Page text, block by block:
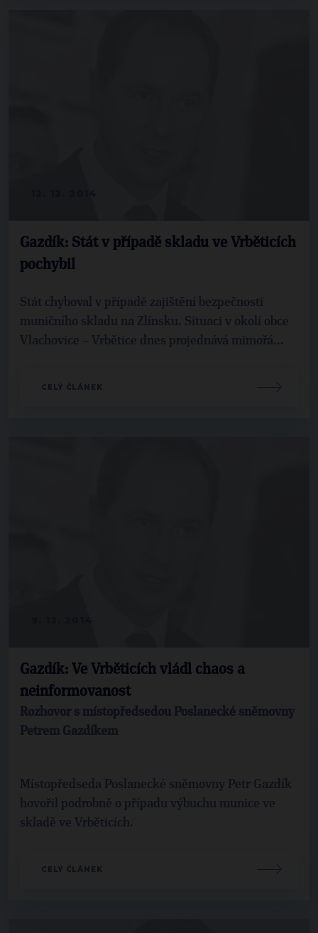
Gazdík: Stát v případě skladu ve Vrběticích
pochybil
Stát chyboval v případě zajištění bezpečnosti
muničního skladu na Zlínsku. Situaci v okolí obce
Vlachovice – Vrbětice dnes projednává mimořá...
CELÝ ČLÁNEK
Gazdík: Ve Vrběticích vládl chaos a
neinformovanost
Rozhovor s místopředsedou Poslanecké sněmovny
Petrem Gazdíkem
Místopředseda Poslanecké sněmovny Petr Gazdík
hovořil podrobně o případu výbuchu munice ve
skladě ve Vrběticích.
CELÝ ČLÁNEK